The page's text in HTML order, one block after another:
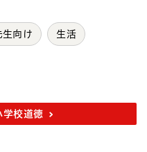
生向け 生活
学校道徳